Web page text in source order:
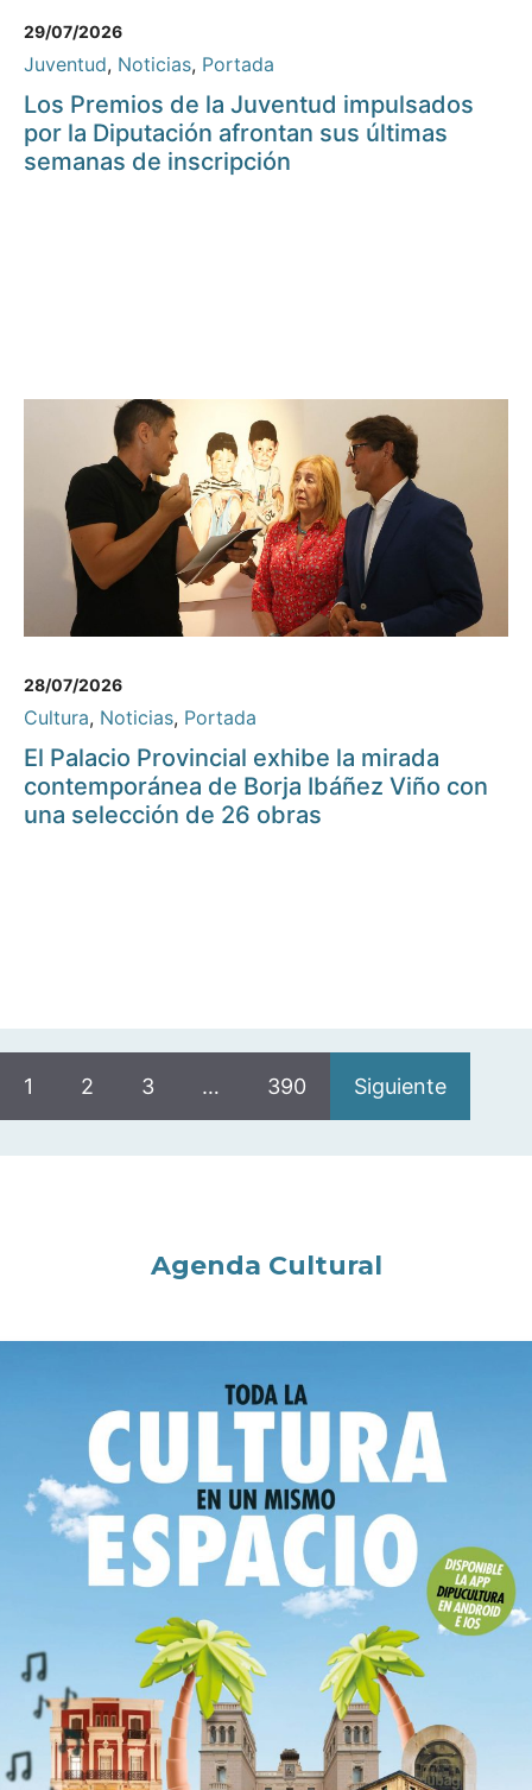
29/07/2026
Juventud, Noticias, Portada
Los Premios de la Juventud impulsados
por la Diputación afrontan sus últimas
semanas de inscripción
28/07/2026
Cultura, Noticias, Portada
El Palacio Provincial exhibe la mirada
contemporánea de Borja Ibáñez Viño con
una selección de 26 obras
1 2 3 … 390 Siguiente
Agenda Cultural